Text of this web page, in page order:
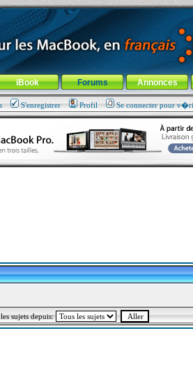
de la rubrique
iBook Forums Annonces
S'enregistrer Profil Se connecter pour
sujets depuis: